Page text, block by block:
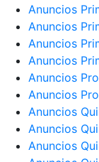
Anuncios
Anuncios
Anuncios
Anuncios
Anuncios
Anuncios
Anuncios
Anuncios
Anuncios